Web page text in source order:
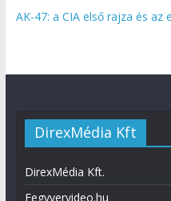
AK-47: a CIA első rajza és
DirexMédia Kft
DirexMédia Kft.
Fegyvervideo.hu